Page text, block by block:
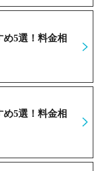
5選！料金相
5選！料金相